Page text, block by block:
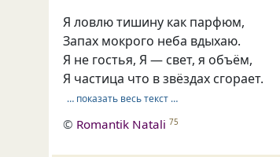
Я ловлю тишину как парфюм,
Запах мокрого неба вдыхаю.
Я не гостья, Я — свет, я объём,
Я частица что в звёздах сгорает.
… показать весь текст …
© Romantik Natali 75